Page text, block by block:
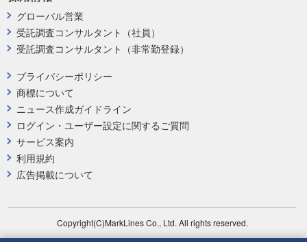
プライバシーポリシー
商標について
ニュース作成ガイドライン
ログイン・ユーザー設定に関するご質問
サービス案内
利用規約
広告掲載について
グローバル営業
受託調査コンサルタント（社員）
受託調査コンサルタント（非常勤登録）
Copyright(C)MarkLines Co., Ltd. All rights reserved.